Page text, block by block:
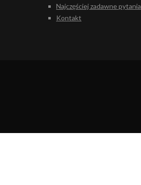
Najczęściej zadawne pytania
Kontakt